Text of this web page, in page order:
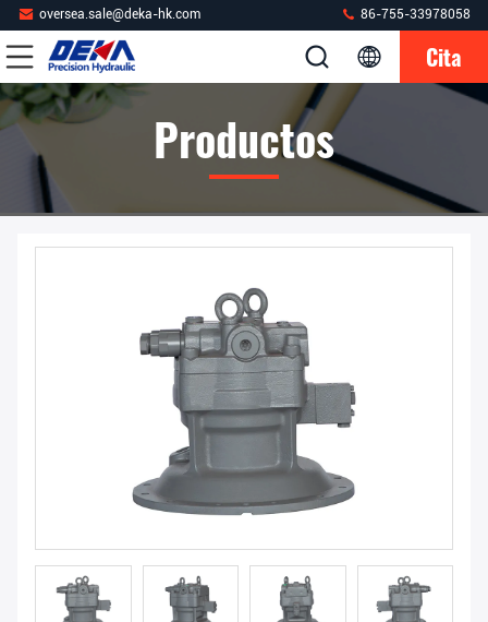
oversea.sale@deka-hk.com 86-755-33978058
Cita
Productos